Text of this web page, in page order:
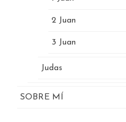
2 Juan
3 Juan
Judas
SOBRE MÍ